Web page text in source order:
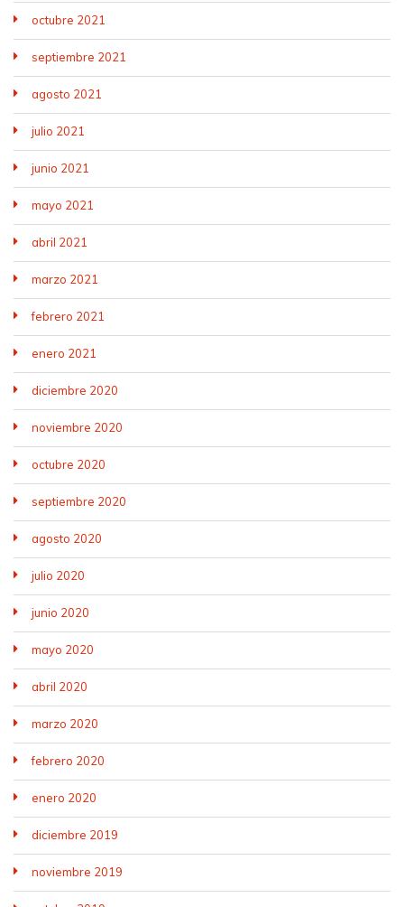
octubre 2021
septiembre 2021
agosto 2021
julio 2021
junio 2021
mayo 2021
abril 2021
marzo 2021
febrero 2021
enero 2021
diciembre 2020
noviembre 2020
octubre 2020
septiembre 2020
agosto 2020
julio 2020
junio 2020
mayo 2020
abril 2020
marzo 2020
febrero 2020
enero 2020
diciembre 2019
noviembre 2019